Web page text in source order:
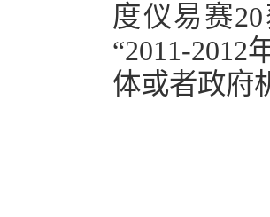
度仪易赛20
“2011-2012
体或者政府